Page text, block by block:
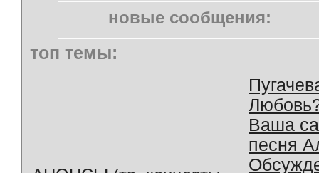
новые сообщения:
топ темы:
Ваша
песня